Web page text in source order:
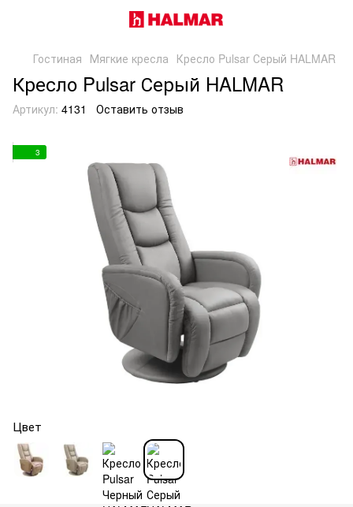
Гостиная Мягкие кресла Кресло Pulsar Серый HALMAR
Кресло Pulsar Серый HALMAR
Артикул: 4131 Оставить отзыв
3
Цвет